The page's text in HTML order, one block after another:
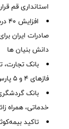
استانداری قم
صادرات ایران
دانش بنیان ها
بانک تجارت،
فازهای ۴ و ۵ پارس جنوبی
بانک
خدماتی، همراه
تاکید